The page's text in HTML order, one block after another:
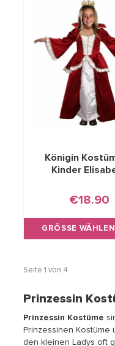
Königin
Kinder
€18.90
GRÖSSE WÄHLEN
Seite 1 von 4
Prinzessin
Prinzessin Kostüme
Prinzessinen Kostüme
den kleinen Ladys oft